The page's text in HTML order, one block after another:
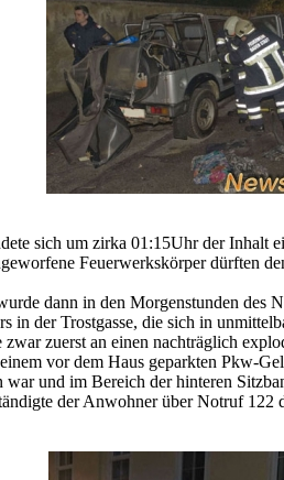
sich um zirka 01:15Uhr der Inhalt
Feuerwerkskörper dürften
dann in den Morgenstunden des
in der Trostgasse, die sich in
zuerst an einen nachträglich
vor dem Haus geparkten Pkw-
und im Bereich der hinteren
der Anwohner über Notruf